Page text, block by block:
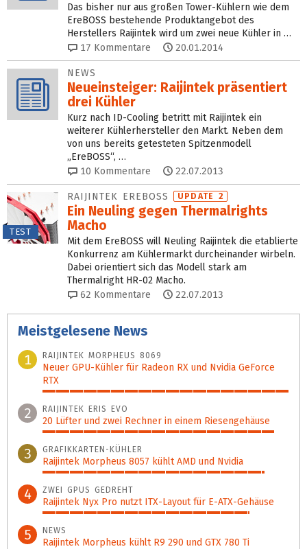
Das bisher nur aus großen Tower-Kühlern wie dem
EreBOSS bestehende Produktangebot des
Herstellers Raijintek wird um zwei neue Kühler in …
17 Kommentare 20.01.2014
NEWS
Neueinsteiger: Raijintek präsentiert
drei Kühler
Kurz nach ID-Cooling betritt mit Raijintek ein
weiterer Kühlerhersteller den Markt. Neben dem
von uns bereits getesteten Spitzenmodell
„EreBOSS“, …
10 Kommentare 22.07.2013
TEST
RAIJINTEK EREBOSS UPDATE 2
Ein Neuling gegen Thermalrights
Macho
Mit dem EreBOSS will Neuling Raijintek die etablierte
Konkurrenz am Kühlermarkt durcheinander wirbeln.
Dabei orientiert sich das Modell stark am
Thermalright HR-02 Macho.
62 Kommentare 22.07.2013
Meistgelesene News
1
RAIJINTEK MORPHEUS 8069
Neuer GPU-Kühler für Radeon RX und Nvidia GeForce
RTX
100%
2 RAIJINTEK ERIS EVO
20 Lüfter und zwei Rechner in einem Riesengehäuse
94%
3 GRAFIKKARTEN-KÜHLER
Raijintek Morpheus 8057 kühlt AMD und Nvidia
90%
4 ZWEI GPUS GEDREHT
Raijintek Nyx Pro nutzt ITX-Layout für E-ATX-Gehäuse
84%
5 NEWS
Raijintek Morpheus kühlt R9 290 und GTX 780 Ti